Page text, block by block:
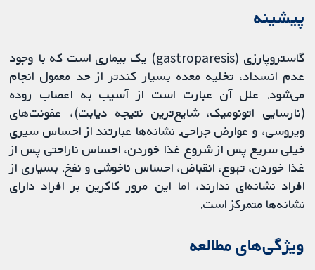
پیشینه
گاستروپارزی (gastroparesis) یک بیماری است که با وجود
عدم انسداد، تخلیه معده بسیار کندتر از حد معمول انجام
می‌شود. علل آن عبارت است از آسیب به اعصاب روده
(نارسایی اتونومیک، شایع‌ترین نتیجه دیابت)، عفونت‌های
ویروسی، و عوارض جراحی. نشانه‌ها عبارتند از احساس سیری
خیلی سریع پس از شروع غذا خوردن، احساس ناراحتی پس از
غذا خوردن، تهوع، انقباض، احساس ناخوشی و نفخ. بسیاری از
افراد نشانه‌ای ندارند، اما این مرور کاکرین بر افراد دارای
نشانه‌ها متمرکز است.
ویژگی‌های مطالعه